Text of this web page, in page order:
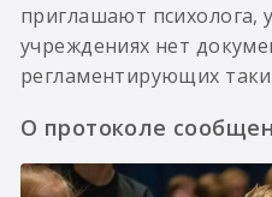
приглашают психолога,
учреждениях нет
регламентирующих
О протоколе